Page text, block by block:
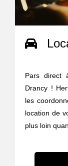
Pars direct
Drancy !
les
location de
plus loin